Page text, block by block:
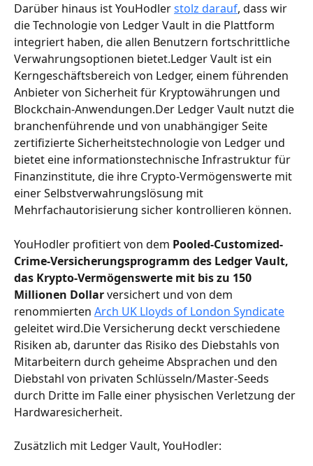
Darüber hinaus ist YouHodler stolz darauf, dass wir
die Technologie von Ledger Vault in die Plattform
integriert haben, die allen Benutzern fortschrittliche
Verwahrungsoptionen bietet.Ledger Vault ist ein
Kerngeschäftsbereich von Ledger, einem führenden
Anbieter von Sicherheit für Kryptowährungen und
Blockchain-Anwendungen.Der Ledger Vault nutzt die
branchenführende und von unabhängiger Seite
zertifizierte Sicherheitstechnologie von Ledger und
bietet eine informationstechnische Infrastruktur für
Finanzinstitute, die ihre Crypto-Vermögenswerte mit
einer Selbstverwahrungslösung mit
Mehrfachautorisierung sicher kontrollieren können.
YouHodler profitiert von dem Pooled-Customized-
Crime-Versicherungsprogramm des Ledger Vault,
das Krypto-Vermögenswerte mit bis zu 150
Millionen Dollar versichert und von dem
renommierten Arch UK Lloyds of London Syndicate
geleitet wird.Die Versicherung deckt verschiedene
Risiken ab, darunter das Risiko des Diebstahls von
Mitarbeitern durch geheime Absprachen und den
Diebstahl von privaten Schlüsseln/Master-Seeds
durch Dritte im Falle einer physischen Verletzung der
Hardwaresicherheit.
Zusätzlich mit Ledger Vault, YouHodler: